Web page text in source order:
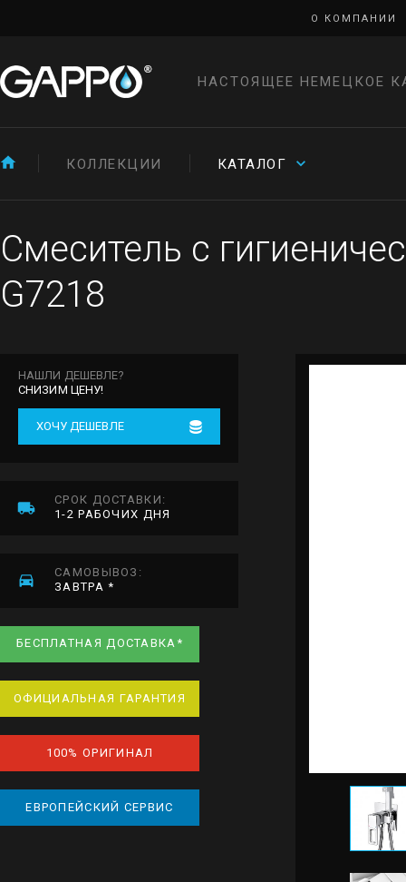
О КОМПАНИИ
НАСТОЯЩЕЕ НЕМЕЦКОЕ
КОЛЛЕКЦИИ КАТАЛОГ
Смеситель с
G7218
НАШЛИ ДЕШЕВЛЕ?
СНИЗИМ ЦЕНУ!
ХОЧУ ДЕШЕВЛЕ
СРОК ДОСТАВКИ:
1-2 РАБОЧИХ ДНЯ
САМОВЫВОЗ:
ЗАВТРА *
БЕСПЛАТНАЯ ДОСТАВКА*
ОФИЦИАЛЬНАЯ ГАРАНТИЯ
100% ОРИГИНАЛ
ЕВРОПЕЙСКИЙ СЕРВИС